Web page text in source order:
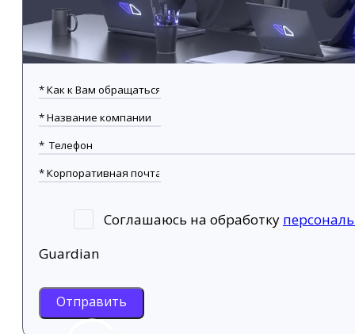
Соглашаюсь на обработку
Guardian
Отправить